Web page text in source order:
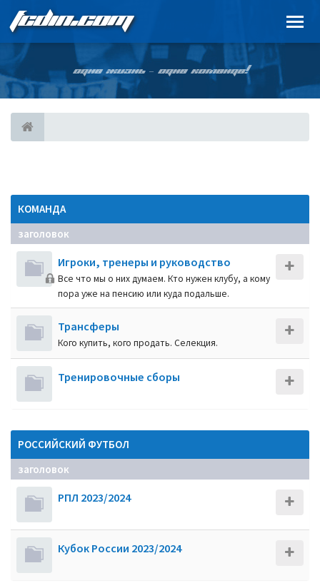
FCDIN.COM
ОДНА ЖИЗНЬ – ОДНА КОМАНДА!
КОМАНДА
заголовок
Игроки, тренеры и руководство
Все что мы о них думаем. Кто нужен клубу, а кому
пора уже на пенсию или куда подальше.
Трансферы
Кого купить, кого продать. Селекция.
Тренировочные сборы
РОССИЙСКИЙ ФУТБОЛ
заголовок
РПЛ 2023/2024
Кубок России 2023/2024